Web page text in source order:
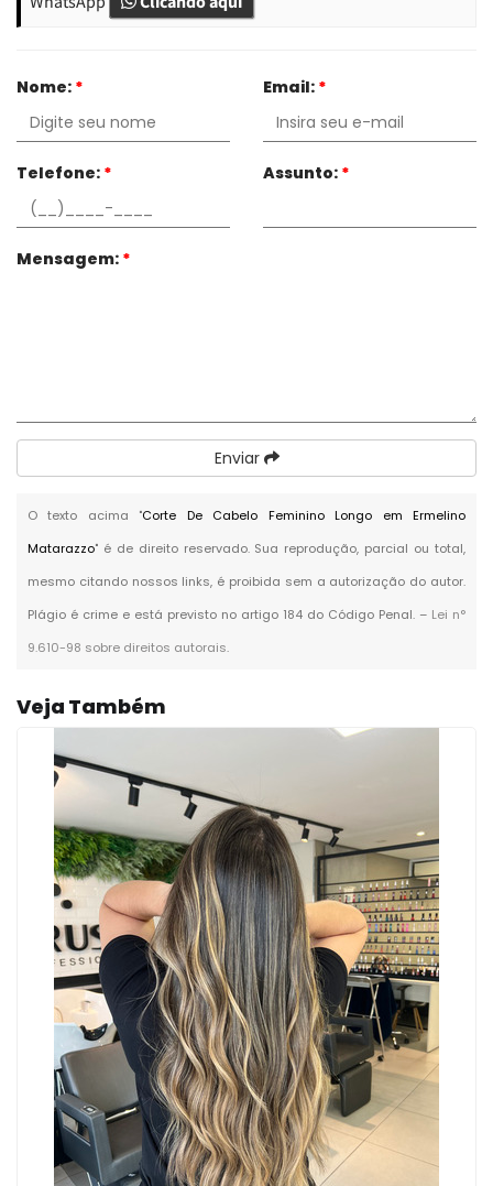
Nome: * Email: *
Telefone: * Assunto: *
Mensagem: *
Enviar
O texto acima "Corte De Cabelo Feminino Longo em Ermelino
Matarazzo" é de direito reservado. Sua reprodução, parcial ou total,
mesmo citando nossos links, é proibida sem a autorização do autor.
Plágio é crime e está previsto no artigo 184 do Código Penal. – Lei n°
9.610-98 sobre direitos autorais.
Veja Também